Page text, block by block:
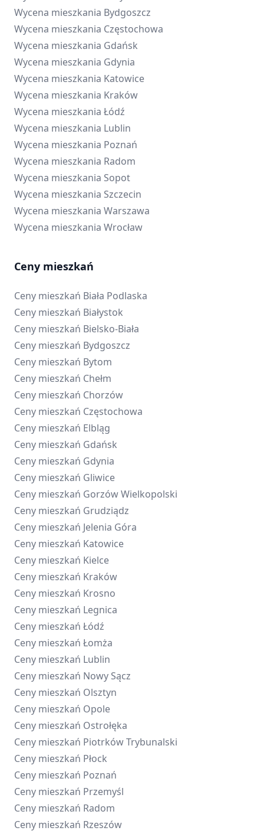
Wycena mieszkania Bydgoszcz
Wycena mieszkania Częstochowa
Wycena mieszkania Gdańsk
Wycena mieszkania Gdynia
Wycena mieszkania Katowice
Wycena mieszkania Kraków
Wycena mieszkania Łódź
Wycena mieszkania Lublin
Wycena mieszkania Poznań
Wycena mieszkania Radom
Wycena mieszkania Sopot
Wycena mieszkania Szczecin
Wycena mieszkania Warszawa
Wycena mieszkania Wrocław
Ceny mieszkań
Ceny mieszkań Biała Podlaska
Ceny mieszkań Białystok
Ceny mieszkań Bielsko-Biała
Ceny mieszkań Bydgoszcz
Ceny mieszkań Bytom
Ceny mieszkań Chełm
Ceny mieszkań Chorzów
Ceny mieszkań Częstochowa
Ceny mieszkań Elbląg
Ceny mieszkań Gdańsk
Ceny mieszkań Gdynia
Ceny mieszkań Gliwice
Ceny mieszkań Gorzów Wielkopolski
Ceny mieszkań Grudziądz
Ceny mieszkań Jelenia Góra
Ceny mieszkań Katowice
Ceny mieszkań Kielce
Ceny mieszkań Kraków
Ceny mieszkań Krosno
Ceny mieszkań Legnica
Ceny mieszkań Łódź
Ceny mieszkań Łomża
Ceny mieszkań Lublin
Ceny mieszkań Nowy Sącz
Ceny mieszkań Olsztyn
Ceny mieszkań Opole
Ceny mieszkań Ostrołęka
Ceny mieszkań Piotrków Trybunalski
Ceny mieszkań Płock
Ceny mieszkań Poznań
Ceny mieszkań Przemyśl
Ceny mieszkań Radom
Ceny mieszkań Rzeszów